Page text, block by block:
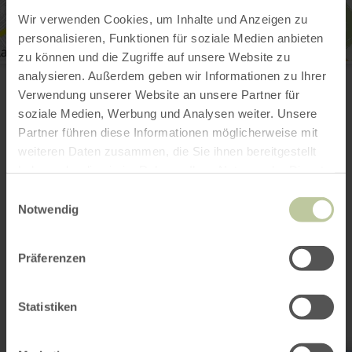
Wir verwenden Cookies, um Inhalte und Anzeigen zu
personalisieren, Funktionen für soziale Medien anbieten
zu können und die Zugriffe auf unsere Website zu
analysieren. Außerdem geben wir Informationen zu Ihrer
Verwendung unserer Website an unsere Partner für
soziale Medien, Werbung und Analysen weiter. Unsere
Partner führen diese Informationen möglicherweise mit
weiteren Daten zusammen, die Sie ihnen bereitgestellt
Notwendig
Präferenzen
Statistiken
Hof Wolfskaul Landscheid
(Ortsteil Burg)
54526 Landscheid-Burg
E-mail
Aankomst plannen
Op kaart weergeven
Dit kan ook